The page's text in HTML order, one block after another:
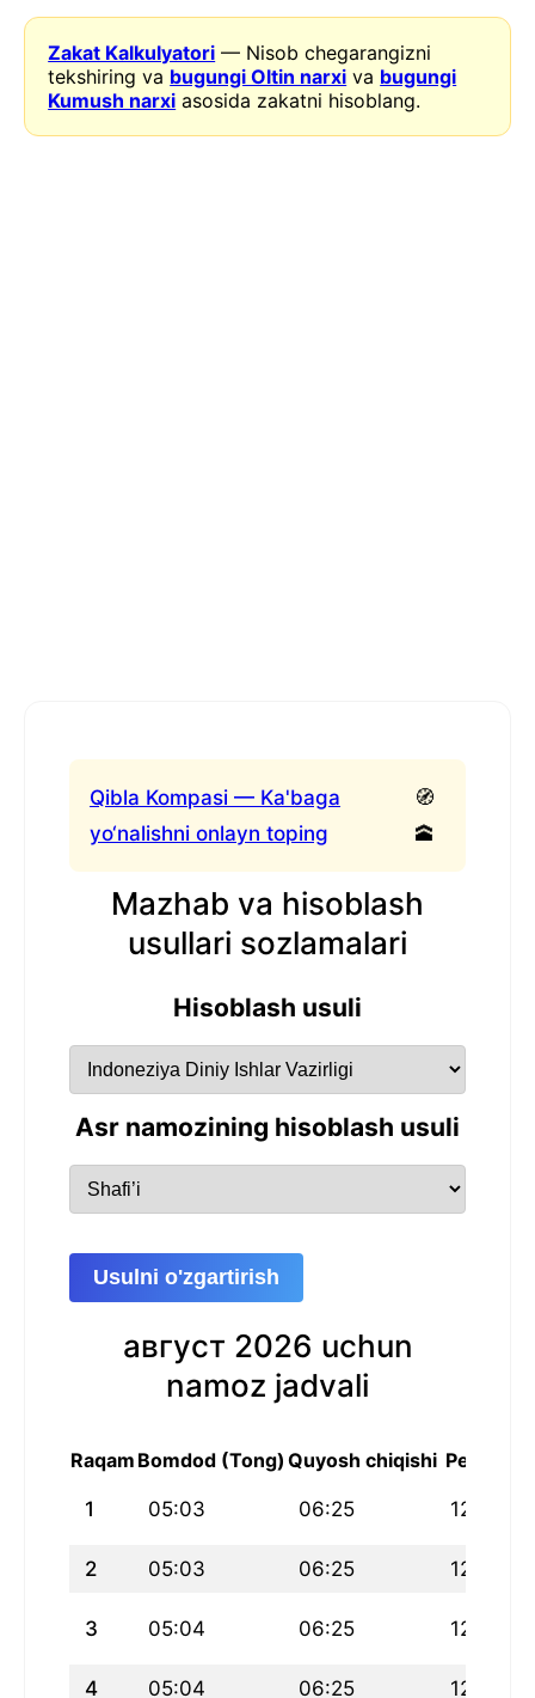
Zakat Kalkulyatori — Nisob chegarangizni
tekshiring va bugungi Oltin narxi va bugungi
Kumush narxi asosida zakatni hisoblang.
Qibla Kompasi — Ka'baga
yo‘nalishni onlayn toping
🧭
🕋
Mazhab va hisoblash
usullari sozlamalari
Hisoblash usuli
Asr namozining hisoblash usuli
Usulni o'zgartirish
август 2026 uchun
namoz jadvali
Raqam Bomdod (Tong) Quyosh chiqishi Peshin
1 05:03 06:25 12:34
2 05:03 06:25 12:34
3 05:04 06:25 12:34
4 05:04 06:25 12:34